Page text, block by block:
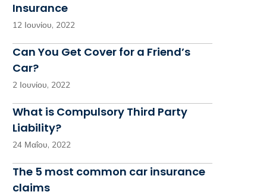
Insurance
12 Ιουνίου, 2022
Can You Get Cover for a Friend’s
Car?
2 Ιουνίου, 2022
What is Compulsory Third Party
Liability?
24 Μαΐου, 2022
The 5 most common car insurance
claims